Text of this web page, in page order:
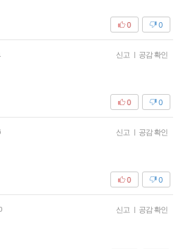
0
0
신고 공감 확인
0
0
신고 공감 확인
0
0
신고 공감 확인